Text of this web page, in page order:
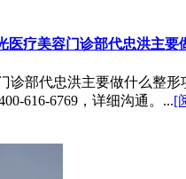
医疗美容门诊部代忠洪主要
诊部代忠洪主要做什么整
616-6769，详细沟通。...[